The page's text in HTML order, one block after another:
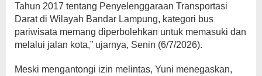
Tahun 2017 tentang Penyelenggaraan Transportasi
Darat di Wilayah Bandar Lampung, kategori bus
pariwisata memang diperbolehkan untuk memasuki dan
melalui jalan kota,” ujarnya, Senin (6/7/2026).
Meski mengantongi izin melintas, Yuni menegaskan,